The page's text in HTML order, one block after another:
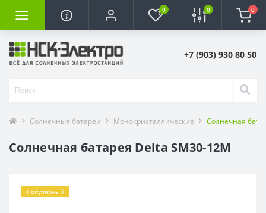
0 0 0
+7 (903) 930 80 50
Солнечные батареи Монокристаллические Солнечная
Солнечная батарея Delta SM30-12M
Популярный